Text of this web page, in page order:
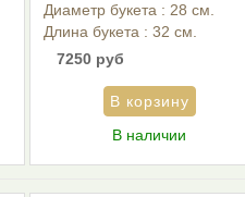
Диаметр букета : 28 см.
Длина букета : 32 см.
7250 руб
В наличии